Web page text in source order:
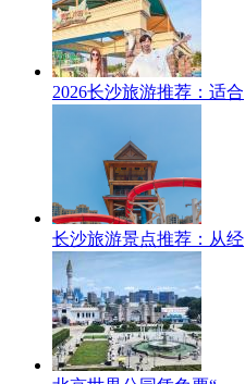
2026长沙旅游推荐：适合
长沙旅游景点推荐：从经